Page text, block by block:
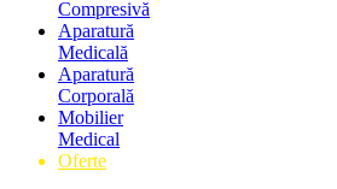
Compresivă
Aparatură
Medicală
Aparatură
Corporală
Mobilier
Medical
Oferte